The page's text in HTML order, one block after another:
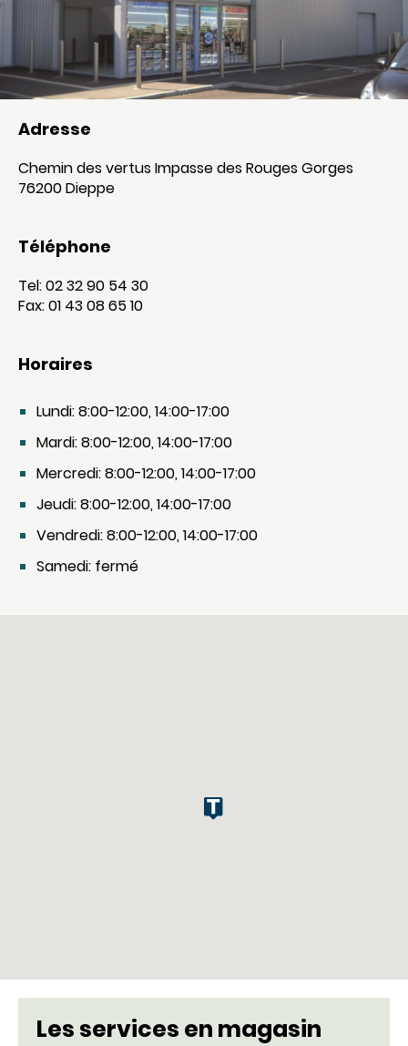
Adresse
Chemin des vertus Impasse des Rouges Gorges
76200 Dieppe
Téléphone
Tel: 02 32 90 54 30
Fax: 01 43 08 65 10
Horaires
Lundi: 8:00-12:00, 14:00-17:00
Mardi: 8:00-12:00, 14:00-17:00
Mercredi: 8:00-12:00, 14:00-17:00
Jeudi: 8:00-12:00, 14:00-17:00
Vendredi: 8:00-12:00, 14:00-17:00
Samedi: fermé
Les services en magasin